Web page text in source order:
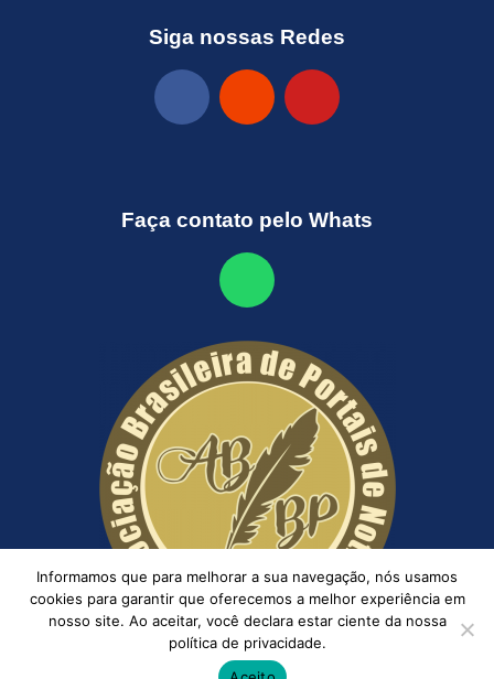
Siga nossas Redes
Faça contato pelo Whats
Informamos que para melhorar a sua navegação, nós usamos
cookies para garantir que oferecemos a melhor experiência em
nosso site. Ao aceitar, você declara estar ciente da nossa
política de privacidade.